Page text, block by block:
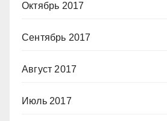
Октябрь 2017
Сентябрь 2017
Август 2017
Июль 2017